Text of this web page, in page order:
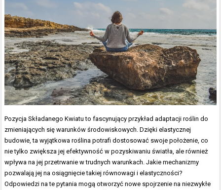
Pozycja Składanego Kwiatu to fascynujący przykład adaptacji roślin do
zmieniających się warunków środowiskowych. Dzięki elastycznej
budowie, ta wyjątkowa roślina potrafi dostosować swoje położenie, co
nie tylko zwiększa jej efektywność w pozyskiwaniu światła, ale również
wpływa na jej przetrwanie w trudnych warunkach. Jakie mechanizmy
pozwalają jej na osiągnięcie takiej równowagi i elastyczności?
Odpowiedzi na te pytania mogą otworzyć nowe spojrzenie na niezwykłe